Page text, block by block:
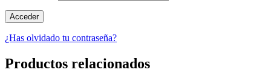
¿Has olvidado tu contraseña?
Productos relacionados